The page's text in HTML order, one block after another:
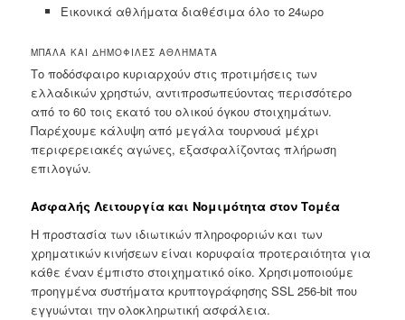
Εικονικά αθλήματα διαθέσιμα όλο το 24ωρο
ΜΠΆΛΑ ΚΑΙ ΔΗΜΟΦΙΛΈΣ ΑΘΛΉΜΑΤΑ
Το ποδόσφαιρο κυριαρχούν στις προτιμήσεις των
ελλαδικών χρηστών, αντιπροσωπεύοντας περισσότερο
από το 60 τοις εκατό του ολικού όγκου στοιχημάτων.
Παρέχουμε κάλυψη από μεγάλα τουρνουά μέχρι
περιφερειακές αγώνες, εξασφαλίζοντας πλήρωση
επιλογών.
Ασφαλής Λειτουργία και Νομιμότητα στον Τομέα
Η προστασία των ιδιωτικών πληροφοριών και των
χρηματικών κινήσεων είναι κορυφαία προτεραιότητα για
κάθε έναν έμπιστο στοιχηματικό οίκο. Χρησιμοποιούμε
προηγμένα συστήματα κρυπτογράφησης SSL 256-bit που
εγγυώνται την ολοκληρωτική ασφάλεια.